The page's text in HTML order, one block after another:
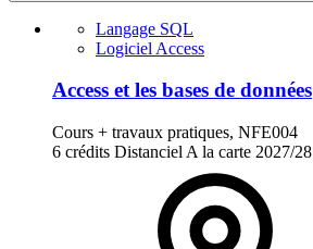
Langage SQL
Logiciel Access
Access et les bases de données
Cours + travaux pratiques, NFE004
6 crédits Distanciel A la carte 2027/28